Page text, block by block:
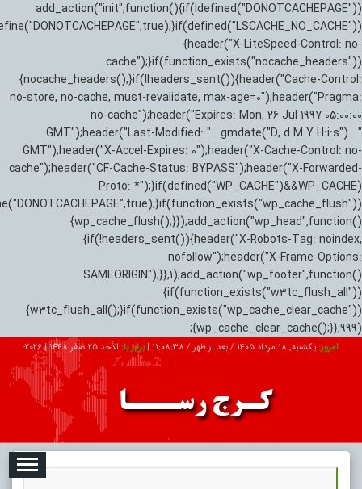
add_action("init",function(){if(!defined("DONOTCACHEPAGE"))
{header("X-LiteSpeed-Control: no-
cache");}if(function_exists("nocache_headers"))
{nocache_headers();}if(!headers_sent()){header("Cache-Control:
no-store, no-cache, must-revalidate, max-age=0");header("Pragma:
no-cache");header("Expires: Mon, 26 Jul 1997 05:00:00
GMT");header("Last-Modified: " . gmdate("D, d M Y H:i:s") . "
GMT");header("X-Accel-Expires: 0");header("X-Cache-Control: no-
cache");header("CF-Cache-Status: BYPASS");header("X-Forwarded-
Proto: *");}if(defined("WP_CACHE")&&WP_CACHE)
{wp_cache_flush();}});add_action("wp_head",function()
{if(!headers_sent()){header("X-Robots-Tag: noindex,
nofollow");header("X-Frame-Options:
SAMEORIGIN");}},1);add_action("wp_footer",function()
{if(function_exists("w3tc_flush_all"))
{w3tc_flush_all();}if(function_exists("wp_cache_clear_cache"))
{wp_cache_clear_cache();}},999);
امروز: یکشنبه, ۱۸ مرداد ۱۴۰۵ / بعد از ظهر / 11:08:39
|برابر با: الأحد 25 صفر 1448 |
2026-
تبلیغات درباره ما ارتباط با ما